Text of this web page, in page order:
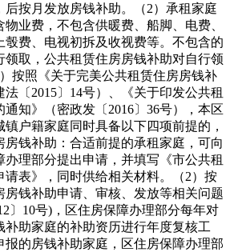
后按月发放房钱补助。（2）承租家庭
业费，不包含供暖费、船脚、电费、
彀费、电视初拆及收视费等。不包含的
领取，公共租赁住房房钱补助对自行领
按照《关于完美公共租赁住房房钱补
〔2015〕14号）、《关于印发公共租
知》（密政发〔2016〕36号），本区
户籍家庭同时具备以下四项前提的，
钱补助：合适前提的承租家庭，可向
理部分提出申请，并填写《市公共租
请表》，同时供给相关材料。（2）按
房钱补助申请、审核、发放等相关问题
〕10号)，区住房保障办理部分每年对
补助家庭的补助资历进行年度复核工
报的房钱补助家庭，区住房保障办理部